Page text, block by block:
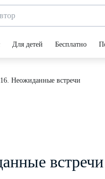
Для детей Бесплатно
Неожиданные встречи
встречи